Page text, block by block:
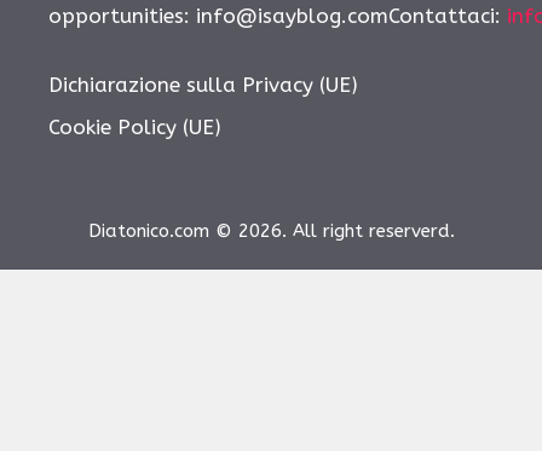
opportunities: info@isayblog.comContattaci:
Dichiarazione sulla Privacy (UE)
Cookie Policy (UE)
Diatonico.com © 2026. All right reserverd.